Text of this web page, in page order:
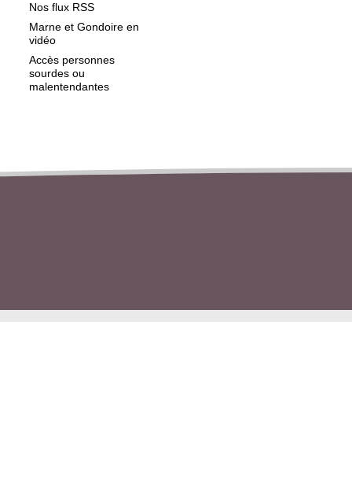
Nos flux RSS
Marne et Gondoire en
vidéo
Accès personnes
sourdes ou
malentendantes